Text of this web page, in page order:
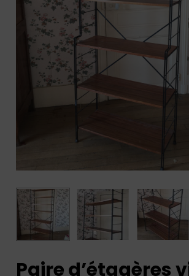
Paire d’étagères